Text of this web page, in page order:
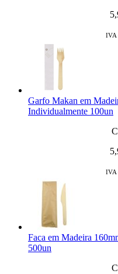
IVA
Garfo Makan em
Individualmente 100un
IVA
Faca em Madeira
500un